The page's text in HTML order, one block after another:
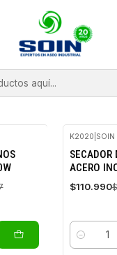
DE ASEO
MANO
-30%
OFF
K2020 SOIN
SECADOR
ACERO
$110.990
Cantidad